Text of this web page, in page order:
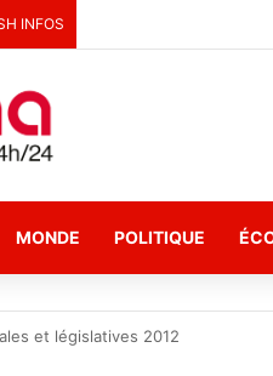
INFOS
MONDE POLITIQUE
et législatives 2012